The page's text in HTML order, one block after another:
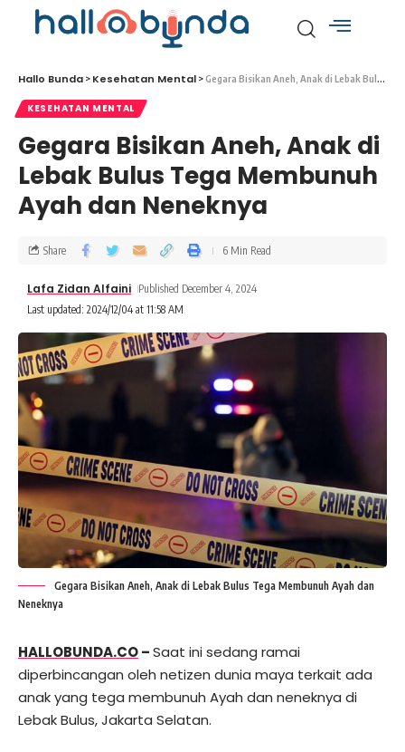
Hallo Bunda > Kesehatan Mental >Gegara Bisikan Aneh, Anak di Lebak Bulus Tega Membunuh Ayah dan Neneknya
KESEHATAN MENTAL
Gegara Bisikan Aneh, Anak di
Lebak Bulus Tega Membunuh
Ayah dan Neneknya
Last updated: 2024/12/04 at 11:58 AM
Lafa Zidan Alfaini Published December 4, 2024
Share 6 Min Read
Gegara Bisikan Aneh, Anak di Lebak Bulus Tega Membunuh Ayah dan
Neneknya
HALLOBUNDA.CO–Saat ini sedang ramai
diperbincangan oleh netizen dunia maya terkait ada
anak yang tega membunuh Ayah dan neneknya di
Lebak Bulus, Jakarta Selatan.